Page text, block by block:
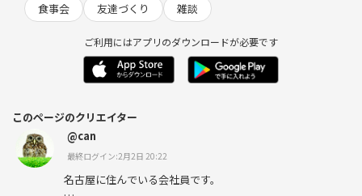
食事会 友達づくり 雑談
ご利用にはアプリのダウンロードが必要です
このページのクリエイター
@can
最終ログイン:2月2日 20:22
名古屋に住んでいる会社員です。